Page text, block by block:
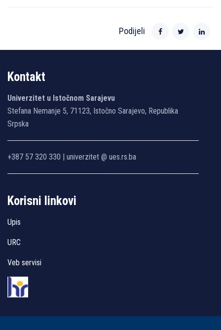
Podijeli
Kontakt
Univerzitet u Istočnom Sarajevu
Stefana Nemanje 5, 71123, Istočno Sarajevo, Republika
Srpska
+387 57 320 330 | univerzitet @ ues.rs.ba
Korisni linkovi
Upis
URC
Veb servisi